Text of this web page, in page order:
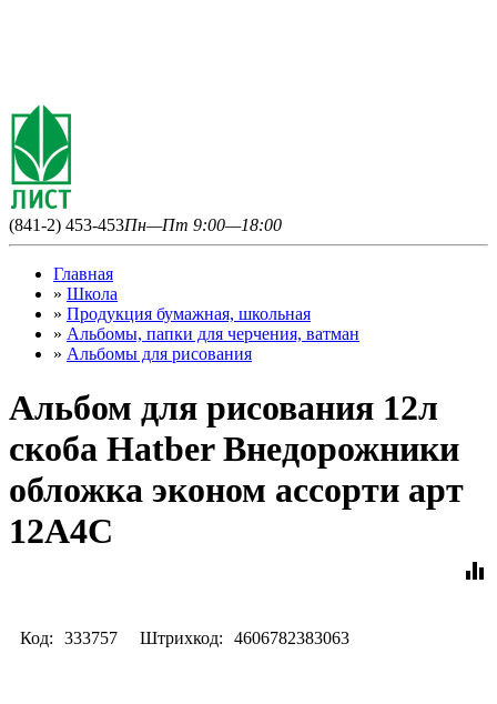
(841-2) 453-453Пн—Пт 9:00—18:00
Главная
» Школа
» Продукция бумажная, школьная
» Альбомы, папки для черчения, ватман
» Альбомы для рисования
Альбом для рисования 12л
скоба Hatber Внедорожники
обложка эконом ассорти арт
12А4С
equalizer
Код: 333757 Штрихкод: 4606782383063